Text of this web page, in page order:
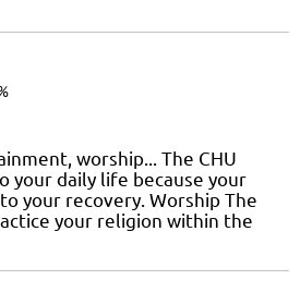
worship... The CHU
your daily life because your
your recovery. Worship The
your religion within the